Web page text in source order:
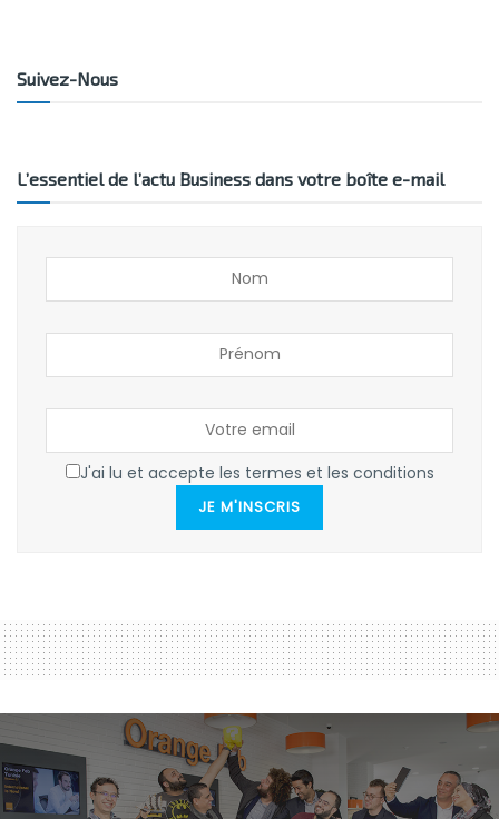
Suivez-Nous
L’essentiel de l’actu Business dans votre boîte e-mail
J'ai lu et accepte les termes et les conditions
JE M'INSCRIS